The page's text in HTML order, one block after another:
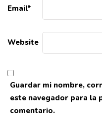
Email*
Website
Guardar mi nombre,
este navegador para la
comentario.